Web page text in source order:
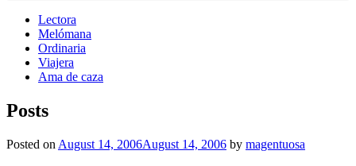
Lectora
Melómana
Ordinaria
Viajera
Ama de caza
Posts
Posted on August 14, 2006August 14, 2006 by magentuosa